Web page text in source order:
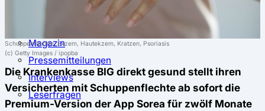
Magazin
Pressemitteilungen
Interviews
Leserfragen
Schuppenflechte, Exzem, Hautekzem, Kratzen, Psoriasis
(c) Getty Images / ipopba
Die Krankenkasse BIG direkt gesund stellt ihren
Versicherten mit Schuppenflechte ab sofort die
Premium-Version der App Sorea für zwölf Monate